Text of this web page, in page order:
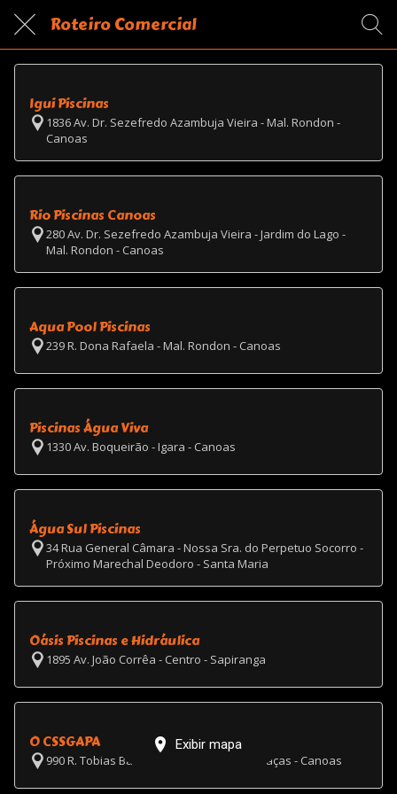
Roteiro Comercial
Igui Piscinas
1836 Av. Dr. Sezefredo Azambuja Vieira - Mal. Rondon -
Canoas
Rio Piscinas Canoas
280 Av. Dr. Sezefredo Azambuja Vieira - Jardim do Lago -
Mal. Rondon - Canoas
Aqua Pool Piscinas
239 R. Dona Rafaela - Mal. Rondon - Canoas
Piscinas Água Viva
1330 Av. Boqueirão - Igara - Canoas
Água Sul Piscinas
34 Rua General Câmara - Nossa Sra. do Perpetuo Socorro -
Próximo Marechal Deodoro - Santa Maria
Oásis Piscinas e Hidráulica
1895 Av. João Corrêa - Centro - Sapiranga
O CSSGAPA
990 R. Tobias Barreto - Nossa Sra. das Graças - Canoas
Exibir mapa